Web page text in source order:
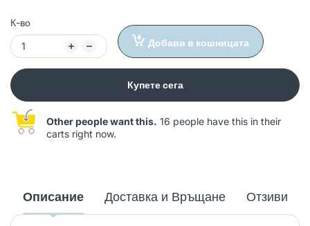
К-во
Добави в кошницата
Купете сега
Other people want this. 16 people have this in their
carts right now.
Описание Доставка и Връщане Отзиви